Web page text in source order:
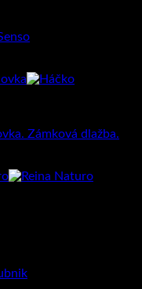
Zámková dlažba.